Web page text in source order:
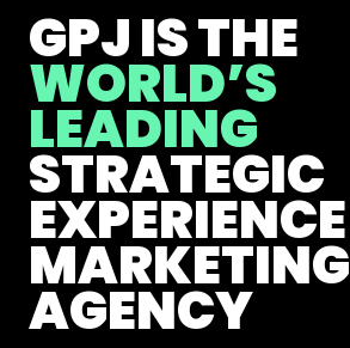
GPJ IS THE
WORLD’S
LEADING
STRATEGIC
EXPERIENCE
MARKETING
AGENCY